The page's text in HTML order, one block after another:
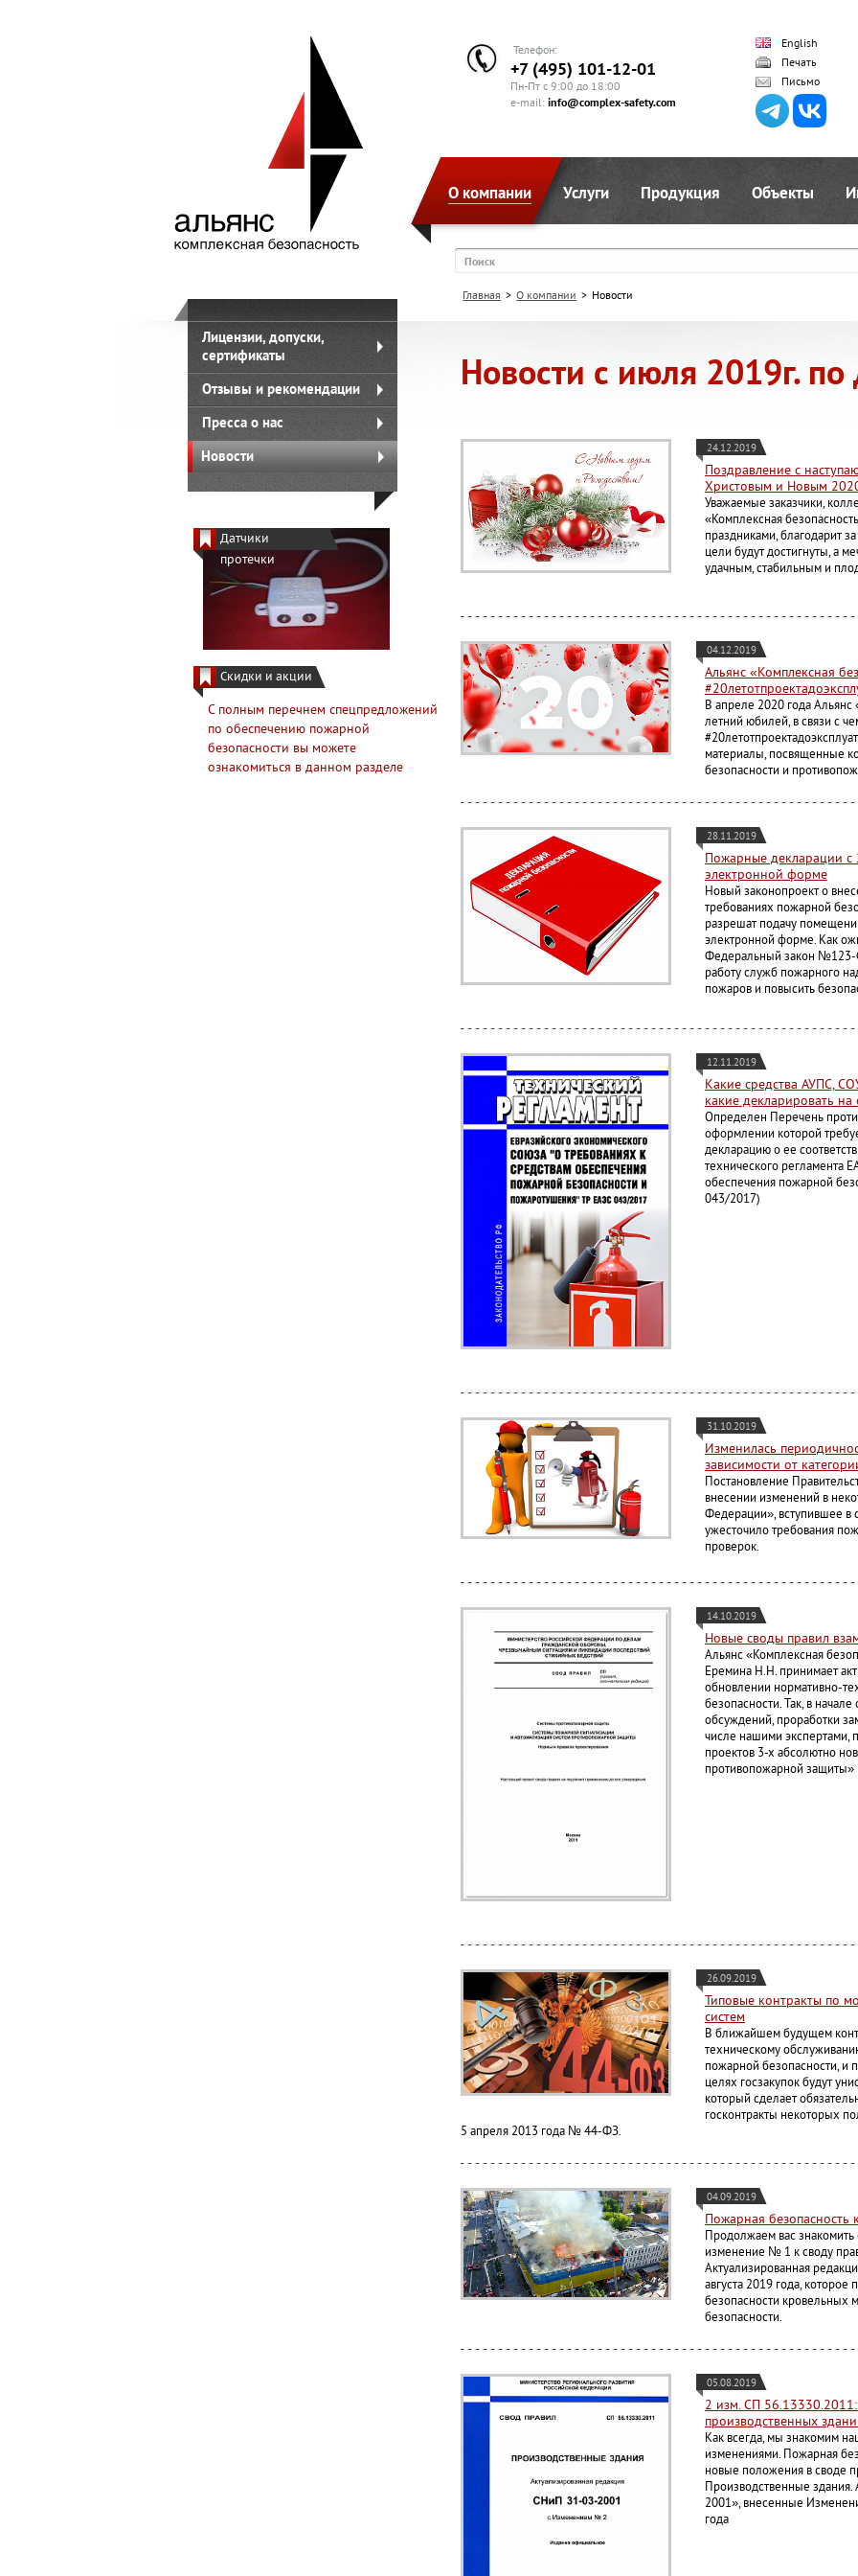
Телефон:
+7 (495) 101-12-01
Пн-Пт с 9:00 до 18:00
e-mail:info@complex-safety.com
English
Печать
Письмо
О компании Услуги Продукция Объекты
Поиск
Лицензии, допуски,
сертификаты
Отзывы и рекомендации
Пресса о нас
Новости
Датчики
протечки
Скидки и акции
С полным перечнем спецпредложений
по обеспечению пожарной
безопасности вы можете
ознакомиться в данном разделе
Главная > О компании > Новости
Новости с июля 2019г.
24.12.2019
Поздравление с
Христовым и Новым
Уважаемые заказчики,
«Комплексная
праздниками, благодарит
цели будут достигнуты, а
удачным, стабильным и
04.12.2019
Альянс «Комплексная
В апреле 2020 года Альянс
летний юбилей, в связи с
материалы, посвященные
безопасности и
28.11.2019
Пожарные декларации с
электронной форме
Новый законопроект о
требованиях пожарной
разрешат подачу
электронной форме. Как
Федеральный закон №123-
работу служб пожарного
пожаров и повысить
12.11.2019
Какие средства АУПС,
какие декларировать на
Определен Перечень
оформлении которой
декларацию о ее
технического регламента
обеспечения пожарной
043/2017)
31.10.2019
Изменилась
зависимости от
Постановление
внесении изменений в
Федерации», вступившее в
ужесточило требования
проверок.
14.10.2019
Новые своды правил
Альянс «Комплексная
Еремина Н.Н. принимает
обновлении нормативно-
безопасности. Так, в
обсуждений, проработки
числе нашими экспертами,
проектов 3-х абсолютно
противопожарной защиты»
26.09.2019
Типовые контракты по
систем
В ближайшем будущем
техническому
пожарной безопасности, и
целях госзакупок будут
который сделает
госконтракты некоторых
5 апреля 2013 года № 44-ФЗ.
04.09.2019
Пожарная
Продолжаем вас
изменение № 1 к своду
Актуализированная
августа 2019 года,
безопасности кровельных
безопасности.
05.08.2019
2 изм. СП
производственных
Как всегда, мы знакомим
изменениями. Пожарная
новые положения в своде
Производственные
2001», внесенные
года